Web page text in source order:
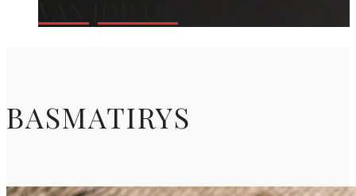
BASMATIRYS